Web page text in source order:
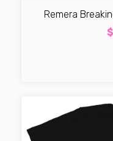
Remera